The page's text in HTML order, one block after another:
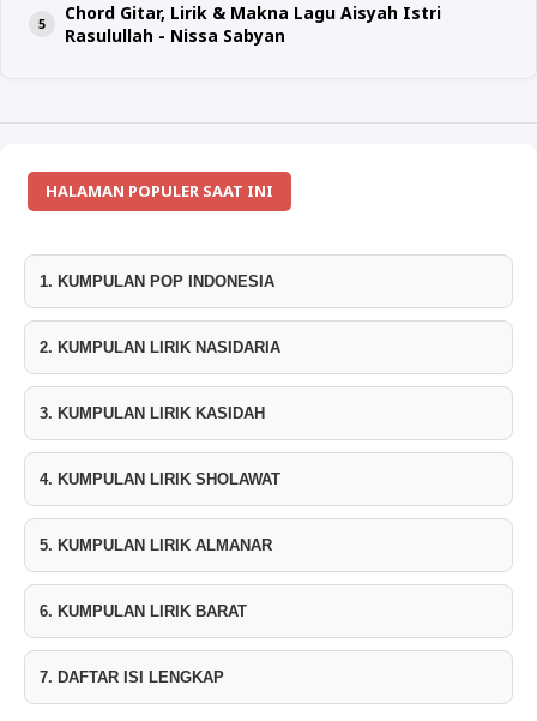
Chord Gitar, Lirik & Makna Lagu Aisyah Istri
Rasulullah - Nissa Sabyan
HALAMAN POPULER SAAT INI
1. KUMPULAN POP INDONESIA
2. KUMPULAN LIRIK NASIDARIA
3. KUMPULAN LIRIK KASIDAH
4. KUMPULAN LIRIK SHOLAWAT
5. KUMPULAN LIRIK ALMANAR
6. KUMPULAN LIRIK BARAT
7. DAFTAR ISI LENGKAP